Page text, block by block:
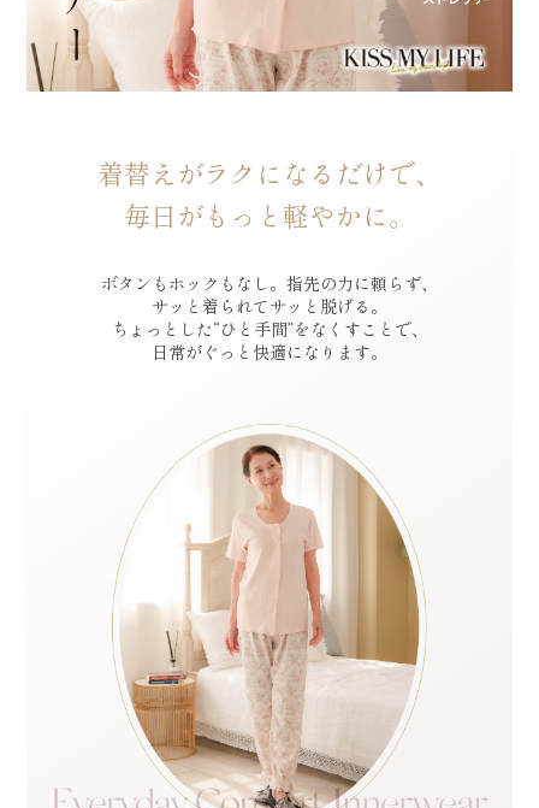
着替えがラクになるだけで、
毎日がもっと軽やかに。
ボタンもホックもなし。指先の力に頼らず、
サッと着られてサッと脱げる。
ちょっとした“ひと手間”をなくすことで、
日常がぐっと快適になります。